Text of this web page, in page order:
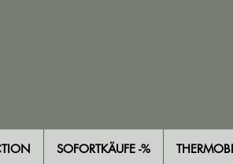
SOFORTKÄUFE -%